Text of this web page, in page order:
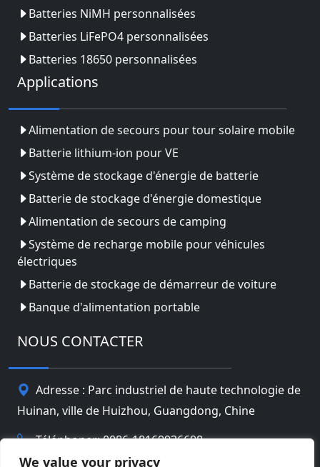
We value your privacy
Batteries NiMH personnalisées
Batteries LiFePO4 personnalisées
Batteries 18650 personnalisées
Applications
Alimentation de secours pour tour solaire mobile
Batterie lithium-ion pour VE
Système de stockage d'énergie de batterie
Batterie de stockage d'énergie domestique
Alimentation de secours de camping
Système de recharge mobile pour véhicules
électriques
Batterie de stockage de démarreur de voiture
Banque d'alimentation portable
NOUS CONTACTER
Adresse : Parc industriel de haute technologie de
Huinan, ville de Huizhou, Guangdong, Chine
Téléphoner: 0086-18169936698